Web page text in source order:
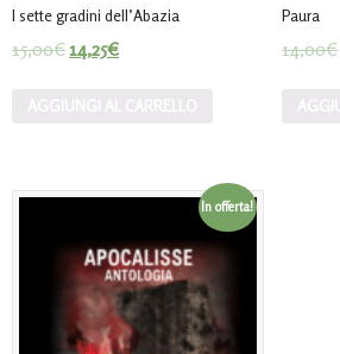
I sette gradini dell’Abazia
15,00€14,25€
Paura
14,00€
In offerta!